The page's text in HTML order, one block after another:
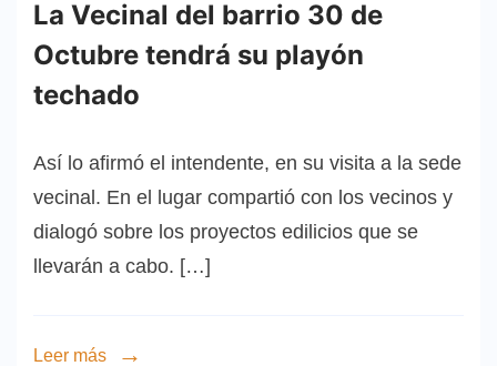
La Vecinal del barrio 30 de
Octubre tendrá su playón
techado
Así lo afirmó el intendente, en su visita a la sede
vecinal. En el lugar compartió con los vecinos y
dialogó sobre los proyectos edilicios que se
llevarán a cabo. […]
Leer más